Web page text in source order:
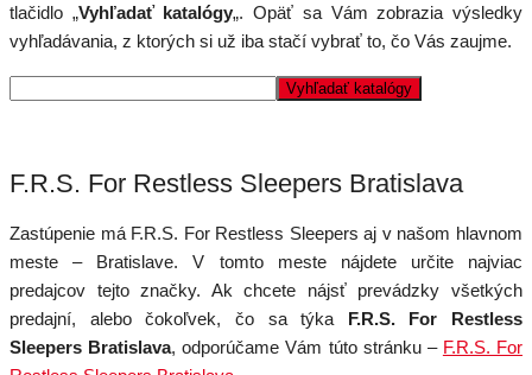
tlačidlo „Vyhľadať katalógy„. Opäť sa Vám zobrazia výsledky
vyhľadávania, z ktorých si už iba stačí vybrať to, čo Vás zaujme.
F.R.S. For Restless Sleepers Bratislava
Zastúpenie má F.R.S. For Restless Sleepers aj v našom hlavnom
meste – Bratislave. V tomto meste nájdete určite najviac
predajcov tejto značky. Ak chcete nájsť prevádzky všetkých
predajní, alebo čokoľvek, čo sa týka F.R.S. For Restless
Sleepers Bratislava, odporúčame Vám túto stránku – F.R.S. For